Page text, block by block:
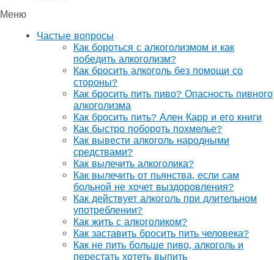
Меню
Частые вопросы
Как бороться с алкоголизмом и как
победить алкоголизм?
Как бросить алкоголь без помощи со
стороны?
Как бросить пить пиво? Опасность пивного
алкоголизма
Как бросить пить? Ален Карр и его книги
Как быстро побороть похмелье?
Как вывести алкоголь народными
средствами?
Как вылечить алкоголика?
Как вылечить от пьянства, если сам
больной не хочет выздоровления?
Как действует алкоголь при длительном
употреблении?
Как жить с алкоголиком?
Как заставить бросить пить человека?
Как не пить больше пиво, алкоголь и
перестать хотеть выпить